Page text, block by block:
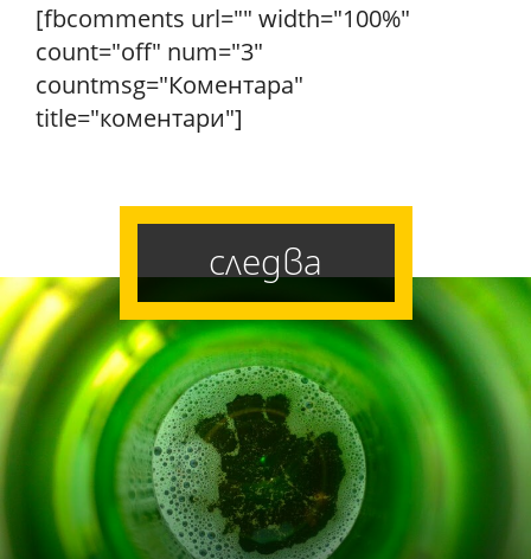
[fbcomments url="" width="100%"
count="off" num="3"
countmsg="Коментара"
title="коментари"]
следва